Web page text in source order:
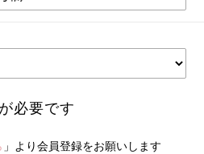
が必要です
」より会員登録をお願いします